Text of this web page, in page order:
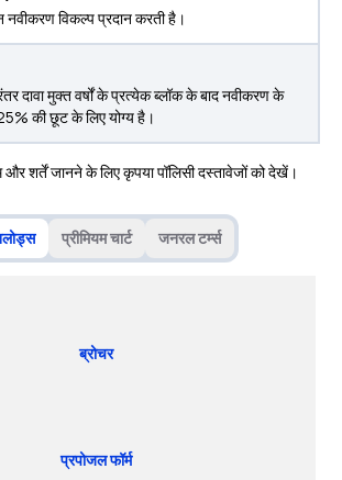
नवीकरण विकल्प प्रदान करती है।
दावा मुक्त वर्षों के प्रत्येक ब्लॉक के बाद नवीकरण के
की छूट के लिए योग्य है।
और शर्तें जानने के लिए कृपया पॉलिसी दस्तावेजों को देखें।
प्रीमियम चार्ट जनरल टर्म्स
ब्रोचर
प्रपोजल फॉर्म